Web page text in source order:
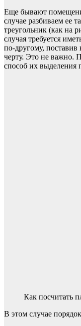
Еще бывают
случае разбиваем ее
треугольник (как на
случая требуется
по-другому,
черту. Это не важно.
способ их выделения
Как посчитать
В этом случае